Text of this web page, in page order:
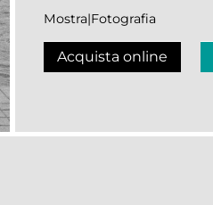
Mostra|Fotografia
Acquista online